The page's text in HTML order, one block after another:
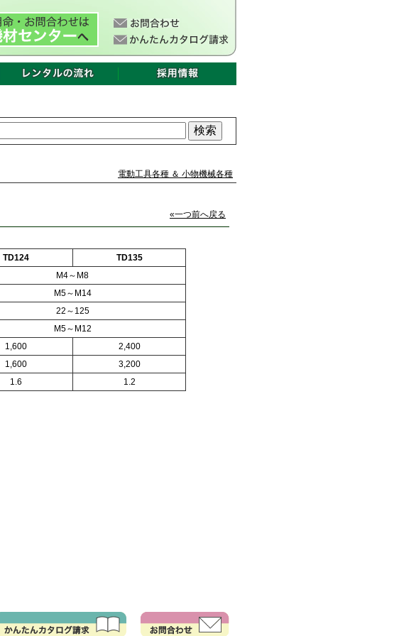
電動工具各種 ＆ 小物機械各種
«一つ前へ戻る
TD124
TD135
M4～M8
M5～M14
22～125
M5～M12
1,600
2,400
1,600
3,200
1.6 1.2